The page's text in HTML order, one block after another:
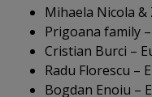
Mihaela Nicola &
Prigoana family
Cristian Burci –
Radu Florescu –
Bogdan Enoiu –